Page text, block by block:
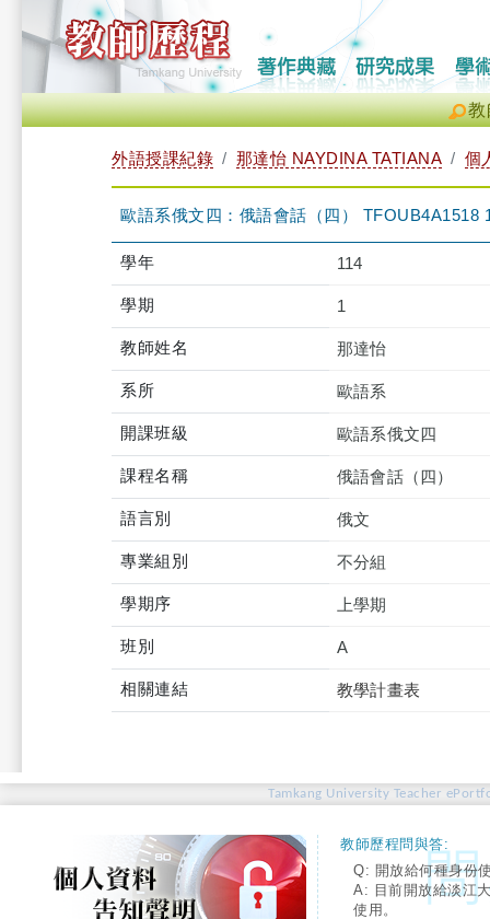
教
外語授課紀錄 那達怡 NAYDINA TATIANA 個
歐語系俄文四：俄語會話（四） TFOUB4A1518
學年 114
學期 1
教師姓名 那達怡
系所 歐語系
開課班級 歐語系俄文四
課程名稱 俄語會話（四）
語言別 俄文
專業組別 不分組
學期序 上學期
班別 A
相關連結 教學計畫表
Tamkang University Teacher
教師歷程問與答:
Q: 開放給何種身份
A: 目前開放給淡江
使用。